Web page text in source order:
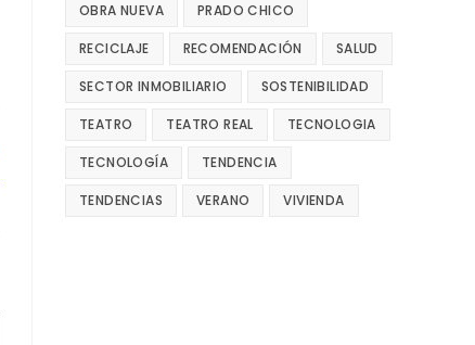
OBRA NUEVA PRADO CHICO
RECICLAJE RECOMENDACIÓN SALUD
SECTOR INMOBILIARIO SOSTENIBILIDAD
TEATRO TEATRO REAL TECNOLOGIA
TECNOLOGÍA TENDENCIA
TENDENCIAS VERANO VIVIENDA